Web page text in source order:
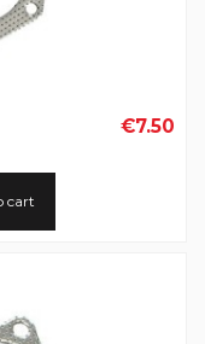
€7.50
cart